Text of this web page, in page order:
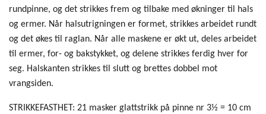
rundpinne, og det strikkes frem og tilbake med økninger til hals
og ermer. Når halsutrigningen er formet, strikkes arbeidet rundt
og det økes til raglan. Når alle maskene er økt ut, deles arbeidet
til ermer, for- og bakstykket, og delene strikkes ferdig hver for
seg. Halskanten strikkes til slutt og brettes dobbel mot
vrangsiden.
STRIKKEFASTHET: 21 masker glattstrikk på pinne nr 3½ = 10 cm